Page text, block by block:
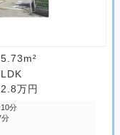
万円
分
分